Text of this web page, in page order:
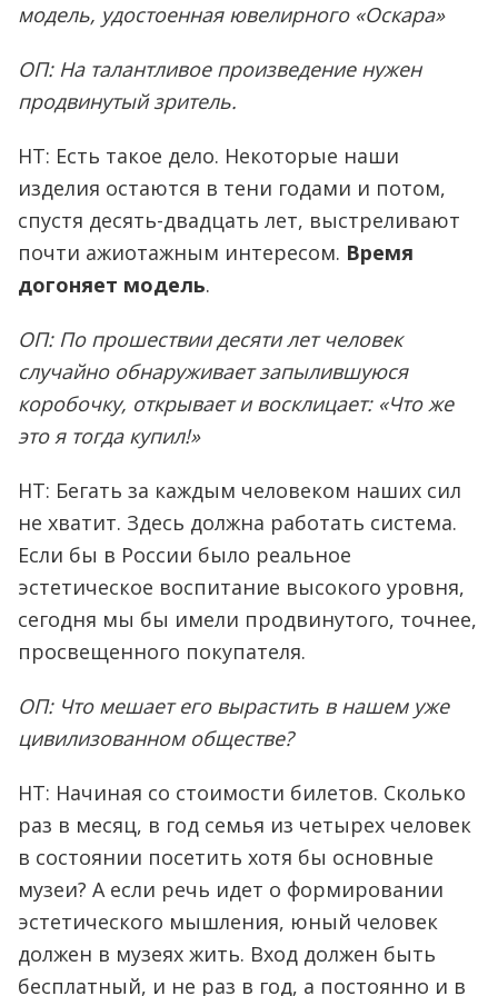
модель, удостоенная ювелирного «Оскара»
ОП: На талантливое произведение нужен
продвинутый зритель.
НТ: Есть такое дело. Некоторые наши
изделия остаются в тени годами и потом,
спустя десять-двадцать лет, выстреливают
почти ажиотажным интересом. Время
догоняет модель.
ОП: По прошествии десяти лет человек
случайно обнаруживает запылившуюся
коробочку, открывает и восклицает: «Что же
это я тогда купил!»
НТ: Бегать за каждым человеком наших сил
не хватит. Здесь должна работать система.
Если бы в России было реальное
эстетическое воспитание высокого уровня,
сегодня мы бы имели продвинутого, точнее,
просвещенного покупателя.
ОП: Что мешает его вырастить в нашем уже
цивилизованном обществе?
НТ: Начиная со стоимости билетов. Сколько
раз в месяц, в год семья из четырех человек
в состоянии посетить хотя бы основные
музеи? А если речь идет о формировании
эстетического мышления, юный человек
должен в музеях жить. Вход должен быть
бесплатный, и не раз в год, а постоянно и в